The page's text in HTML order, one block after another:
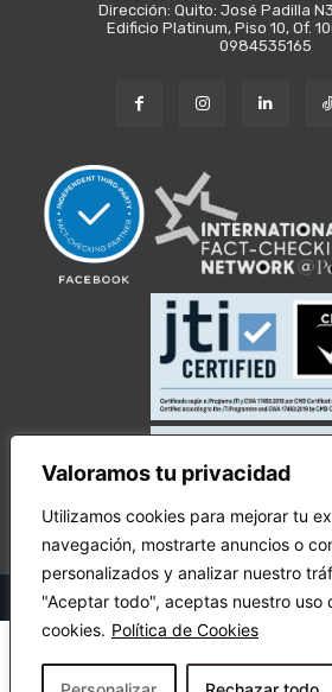
Valoramos tu privacidad
Utilizamos cookies para mejorar tu
navegación, mostrarte anuncios o
personalizados y analizar nuestro
"Aceptar todo", aceptas nuestro uso
cookies. Política de Cookies
Dirección: Quito: José Padilla
Edificio Platinum, Piso 10, Of.
0984535165
© Copyright Ecuador Chequea 2025.